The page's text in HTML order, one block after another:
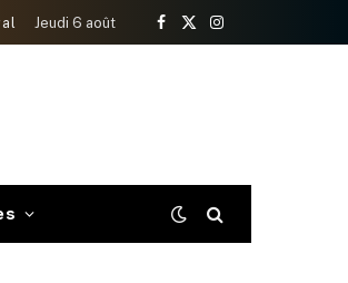
Jeudi 6 août
Facebook
X
Instagram